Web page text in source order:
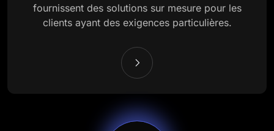
fournissent des solutions sur mesure pour les
clients ayant des exigences particulières.